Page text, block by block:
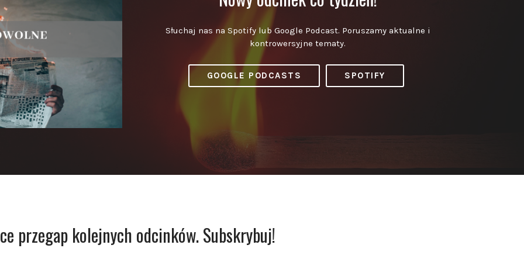
Słuchaj nas na Spotify lub Google Podcast. Poruszamy aktualne i
kontrowersyjne tematy.
GOOGLE PODCASTS SPOTIFY
przegap kolejnych odcinków. Subskrybuj!